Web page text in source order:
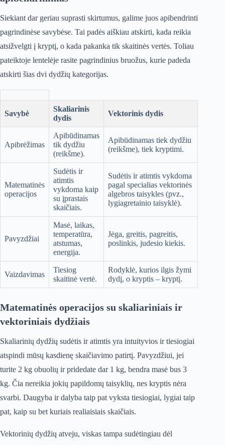
Siekiant dar geriau suprasti skirtumus, galime juos apibendrinti
pagrindinėse savybėse. Tai padės aiškiau atskirti, kada reikia
atsižvelgti į kryptį, o kada pakanka tik skaitinės vertės. Toliau
pateiktoje lentelėje rasite pagrindinius bruožus, kurie padeda
atskirti šias dvi dydžių kategorijas.
Savybė
Skaliarinis
dydis
Vektorinis dydis
Apibrėžimas
Apibūdinamas
tik dydžiu
(reikšme).
Apibūdinamas tiek dydžiu
(reikšme), tiek kryptimi.
Matematinės
operacijos
Sudėtis ir
atimtis
vykdoma kaip
su įprastais
skaičiais.
Sudėtis ir atimtis vykdoma
pagal specialias vektorinės
algebros taisykles (pvz.,
lygiagretainio taisyklė).
Pavyzdžiai
Masė, laikas,
temperatūra,
atstumas,
energija.
Jėga, greitis, pagreitis,
poslinkis, judesio kiekis.
Vaizdavimas
Tiesiog
skaitinė vertė.
Rodyklė, kurios ilgis žymi
dydį, o kryptis – kryptį.
Matematinės operacijos su skaliariniais ir
vektoriniais dydžiais
Skaliarinių dydžių sudėtis ir atimtis yra intuityvios ir tiesiogiai
atspindi mūsų kasdienę skaičiavimo patirtį. Pavyzdžiui, jei
turite 2 kg obuolių ir pridedate dar 1 kg, bendra masė bus 3
kg. Čia nereikia jokių papildomų taisyklių, nes kryptis nėra
svarbi. Daugyba ir dalyba taip pat vyksta tiesiogiai, lygiai taip
pat, kaip su bet kuriais realiaisiais skaičiais.
Vektorinių dydžių atveju, viskas tampa sudėtingiau dėl